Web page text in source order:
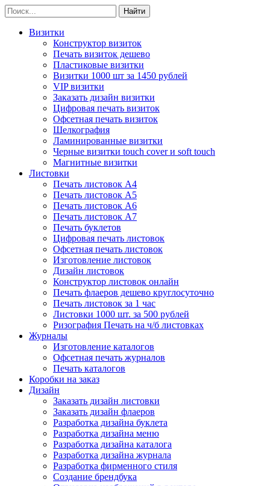
Визитки
Конструктор визиток
Печать визиток дешево
Пластиковые визитки
Визитки 1000 шт за 1450 рублей
VIP визитки
Заказать дизайн визитки
Цифровая печать визиток
Офсетная печать визиток
Шелкография
Ламинированные визитки
Черные визитки touch cover и soft touch
Магнитные визитки
Листовки
Печать листовок А4
Печать листовок А5
Печать листовок А6
Печать листовок А7
Печать буклетов
Цифровая печать листовок
Офсетная печать листовок
Изготовление листовок
Дизайн листовок
Конструктор листовок онлайн
Печать флаеров дешево круглосуточно
Печать листовок за 1 час
Листовки 1000 шт. за 500 рублей
Ризография Печать на ч/б листовках
Журналы
Изготовление каталогов
Офсетная печать журналов
Печать каталогов
Коробки на заказ
Дизайн
Заказать дизайн листовки
Заказать дизайн флаеров
Разработка дизайна буклета
Разработка дизайна меню
Разработка дизайна каталога
Разработка дизайна журнала
Разработка фирменного стиля
Создание брендбука